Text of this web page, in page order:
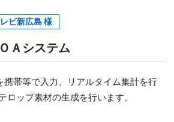
ビ新広島 様
Ａシステム
携帯等で入力、リアルタイム集計を行
ロップ素材の生成を行います。